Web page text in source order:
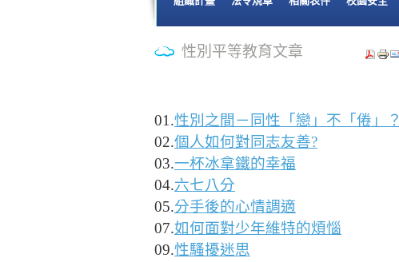
性別平等教育文章
01.性別之間－同性「戀」不「倦」？
02.個人如何對同志友善?
03.一杯冰拿鐵的幸福
04.六七八分
05.分手後的心情調適
07.如何面對少年維特的煩惱
09.性騷擾迷思